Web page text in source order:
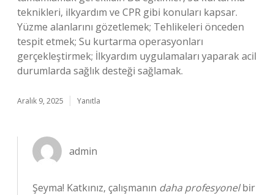
teknikleri, ilkyardım ve CPR gibi konuları kapsar.
Yüzme alanlarını gözetlemek; Tehlikeleri önceden
tespit etmek; Su kurtarma operasyonları
gerçekleştirmek; İlkyardım uygulamaları yaparak acil
durumlarda sağlık desteği sağlamak.
Aralık 9, 2025 Yanıtla
admin
Şeyma! Katkınız, çalışmanın daha profesyonelbir